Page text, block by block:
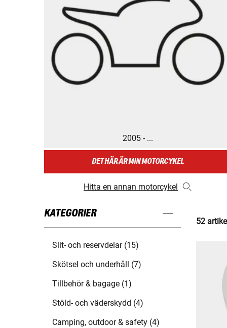
2005 - ...
DET HÄR ÄR MIN MOTORCYKEL
Hitta en annan motorcykel
KATEGORIER
Slit- och reservdelar (15)
Skötsel och underhåll (7)
Tillbehör & bagage (1)
Stöld- och väderskydd (4)
Camping, outdoor & safety (4)
52